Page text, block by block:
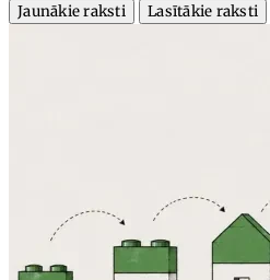
Jaunākie raksti
Lasītākie raksti